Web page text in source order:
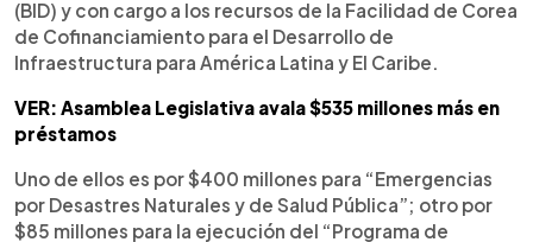
(BID) y con cargo a los recursos de la Facilidad de Corea
de Cofinanciamiento para el Desarrollo de
Infraestructura para América Latina y El Caribe.
VER: Asamblea Legislativa avala $535 millones más en
préstamos
Uno de ellos es por $400 millones para “Emergencias
por Desastres Naturales y de Salud Pública”; otro por
$85 millones para la ejecución del “Programa de